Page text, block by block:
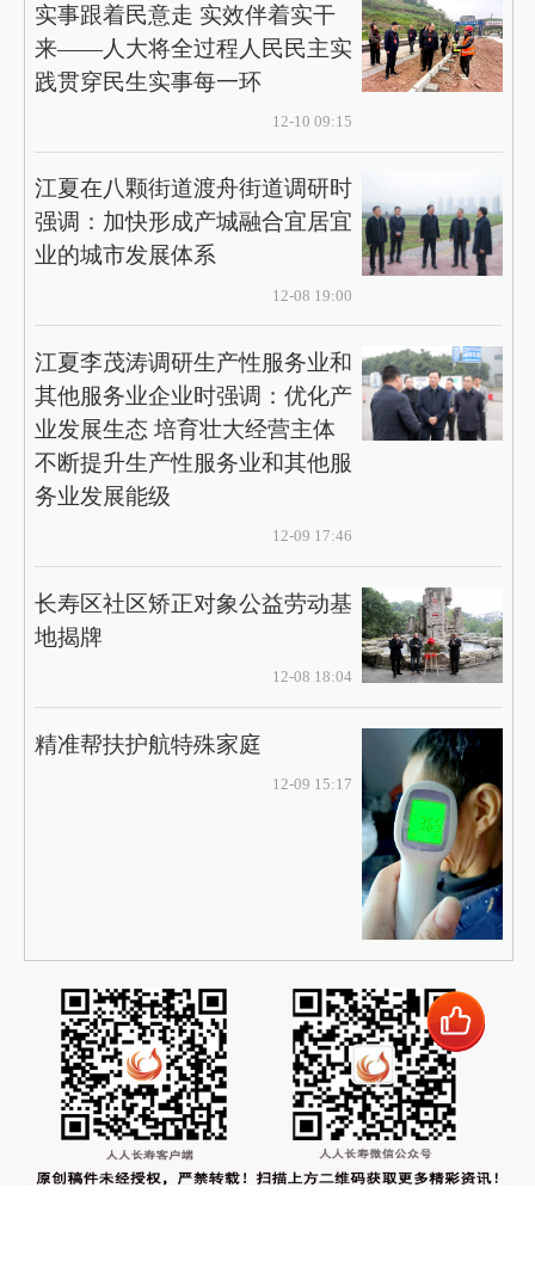
实事跟着民意走 实效伴着实干
来——人大将全过程人民民主实
践贯穿民生实事每一环
12-10 09:15
江夏在八颗街道渡舟街道调研时
强调：加快形成产城融合宜居宜
业的城市发展体系
12-08 19:00
江夏李茂涛调研生产性服务业和
其他服务业企业时强调：优化产
业发展生态 培育壮大经营主体
不断提升生产性服务业和其他服
务业发展能级
12-09 17:46
长寿区社区矫正对象公益劳动基
地揭牌
12-08 18:04
精准帮扶护航特殊家庭
12-09 15:17